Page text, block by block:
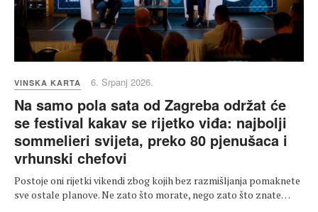
VINSKA KARTA 6. Srpanj 2026.
Na samo pola sata od Zagreba održat će
se festival kakav se rijetko viđa: najbolji
sommelieri svijeta, preko 80 pjenušaca i
vrhunski chefovi
Postoje oni rijetki vikendi zbog kojih bez razmišljanja pomaknete
sve ostale planove. Ne zato što morate, nego zato što znate…